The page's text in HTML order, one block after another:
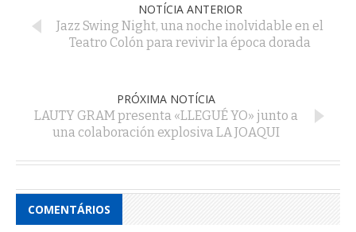
Jazz Swing Night, una noche inolvidable en el
Teatro Colón para revivir la época dorada
LAUTY GRAM presenta «LLEGUÉ YO» junto a
una colaboración explosiva LA JOAQUI
COMENTÁRIOS